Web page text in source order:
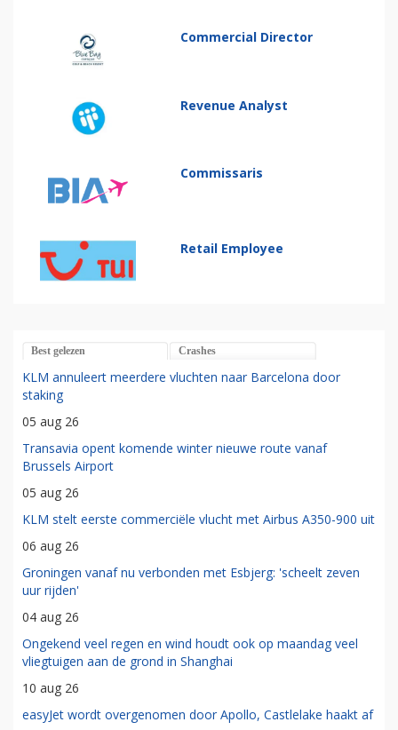
Commercial Director
Revenue Analyst
Commissaris
Retail Employee
Best gelezen Crashes
KLM annuleert meerdere vluchten naar Barcelona door
staking
05 aug 26
Transavia opent komende winter nieuwe route vanaf
Brussels Airport
05 aug 26
KLM stelt eerste commerciële vlucht met Airbus A350-900 uit
06 aug 26
Groningen vanaf nu verbonden met Esbjerg: 'scheelt zeven
uur rijden'
04 aug 26
Ongekend veel regen en wind houdt ook op maandag veel
vliegtuigen aan de grond in Shanghai
10 aug 26
easyJet wordt overgenomen door Apollo, Castlelake haakt af